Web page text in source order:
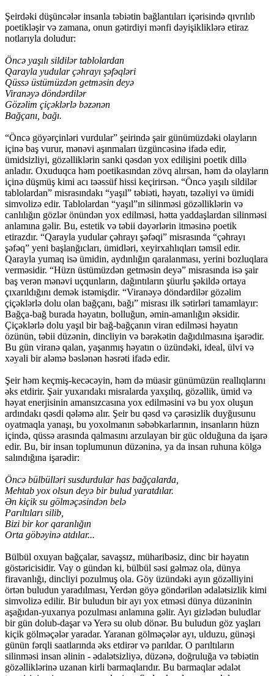
Şeirdəki düşüncələr insanla təbiətin bağlantıları içərisində qıvrılıb
poetikləşir və zamana, onun gətirdiyi mənfi dəyişikliklərə etiraz
notlarıyla doludur:
Öncə yaşılı sildilər tablolardan
Qarayla yudular çəhrayı şəfəqləri
Qüssə üstümüzdən getməsin deyə
Viranəyə döndərdilər
Gözəlim çiçəklərlə bəzənən
Bağçanı, bağı.
“Öncə göyərçinləri vurdular” şeirində şair günümüzdəki olayların
içinə baş vurur, mənəvi aşınmaları üzgüncəsinə ifadə edir,
ümidsizliyi, gözəlliklərin sanki qəsdən yox edilişini poetik dillə
anladır. Oxuduqca həm poetikasından zövq alırsan, həm də olayların
içinə düşmüş kimi acı təəssüf hissi keçirirsən. “Öncə yaşılı sildilər
tablolardan” misrasındakı “yaşıl” təbiəti, həyatı, təzəliyi və ümidi
simvolizə edir. Tablolardan “yaşıl”ın silinməsi gözəlliklərin və
canlılığın gözlər önündən yox edilməsi, hətta yaddaşlardan silinməsi
anlamına gəlir. Bu, estetik və təbii dəyərlərin itməsinə poetik
etirazdır. “Qarayla yudular çəhrayı şəfəqi” misrasında “çəhrayı
şəfəq” yeni başlanğıcları, ümidləri, xeyirxahlıqları təmsil edir.
Qarayla yumaq isə ümidin, aydınlığın qaralanması, yerini bozluqlara
verməsidir. “Hüzn üstümüzdən getməsin deyə” misrasında isə şair
baş verən mənəvi uçqunların, dağıntıların şüurlu şəkildə ortaya
çıxarıldığını demək istəmişdir. “Viranəyə döndərdilər gözəlim
çiçəklərlə dolu olan bağçanı, bağı” misrası ilk sətirləri tamamlayır:
Bağça-bağ burada həyatın, bolluğun, əmin-amanlığın əksidir.
Çiçəklərlə dolu yaşıl bir bağ-bağçanın viran edilməsi həyatın
özünün, təbii düzənin, dincliyin və bərəkətin dağıdılmasına işarədir.
Bu gün viranə qalan, yaşanmış həyatın o üzündəki, ideal, ülvi və
xəyali bir aləmə bəslənən həsrəti ifadə edir.
Şeir həm keçmiş-kecəcəyin, həm də müasir günümüzün reallıqlarını
əks etdirir. Şair yuxarıdakı misralarda yaxşılıq, gözəllik, ümid və
həyat enerjisinin amansızcasına yox edilməsini və bu yox oluşun
ardındakı qəsdi qələmə alır. Şeir bu qəsd və çarəsizlik duyğusunu
oyatmaqla yanaşı, bu yoxolmanın səbəbkarlarının, insanların hüzn
içində, qüssə arasında qalmasını arzulayan bir güc olduğuna da işarə
edir. Bu, bir insan toplumunun düzəninə, ya da insan ruhuna kölgə
salındığına işarədir:
Öncə bülbülləri susdurdular has bağçalarda,
Mehtab yox olsun deyə bir bulud yaratdılar.
Ən kiçik su gölməçəsindən belə
Parıltıları silib,
Bizi bir kor qaranlığın
Orta göbəyinə atdılar...
Bülbül oxuyan bağçalar, savaşsız, müharibəsiz, dinc bir həyatın
göstəricisidir. Vay o gündən ki, bülbül səsi gəlməz ola, dünya
firavanlığı, dincliyi pozulmuş ola. Göy üzündəki ayın gözəlliyini
örtən buludun yaradılması, Yerdən göyə göndərilən ədalətsizlik kimi
simvolizə edilir. Bir buludun bir ayı yox etməsi dünya düzəninin
aşağıdan-yuxarıya pozulması anlamına gəlir. Ayı gizlədən buludlar
bir gün dolub-daşar və Yerə su olub dönər. Bu buludun göz yaşları
kiçik gölməçələr yaradar. Yaranan gölməçələr ayı, ulduzu, günəşi
günün fərqli saatlarında əks etdirər və parıldar. O parıltıların
silinməsi insan əlinin - ədalətsizliyə, düzənə, doğruluğa və təbiətin
gözəlliklərinə uzanan kirli barmaqlarıdır. Bu barmaqlar ədalət